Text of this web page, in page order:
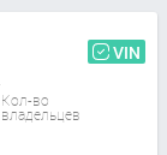
VIN
Кол-во
владельцев